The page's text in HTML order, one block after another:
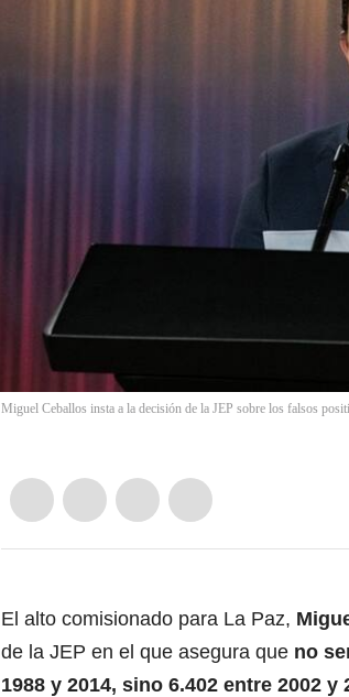
Miguel Ceballos insta a la decisión de la JEP sobre los falsos
El alto comisionado para La Paz,
de la JEP en el que asegura que no
1988 y 2014, sino 6.402 entre 2002 y